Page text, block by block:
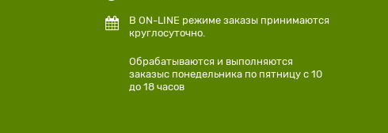
В ON-LINE режиме заказы принимаются
круглосуточно.
Обрабатываются и выполняются
заказыс понедельника по пятницу с 10
до 18 часов